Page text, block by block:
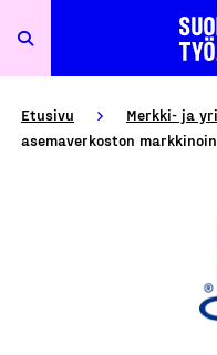
Etusivu Merkki- ja
asemaverkoston